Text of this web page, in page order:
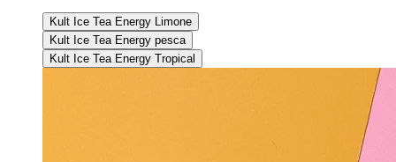
Kult Ice Tea Energy Limone
Kult Ice Tea Energy pesca
Kult Ice Tea Energy Tropical